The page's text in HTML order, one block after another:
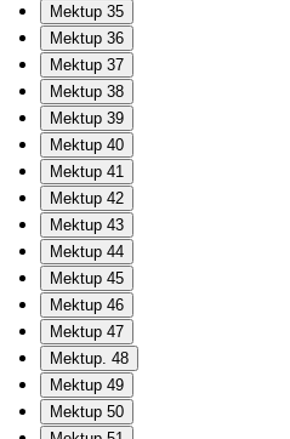
Mektup 35
Mektup 36
Mektup 37
Mektup 38
Mektup 39
Mektup 40
Mektup 41
Mektup 42
Mektup 43
Mektup 44
Mektup 45
Mektup 46
Mektup 47
Mektup. 48
Mektup 49
Mektup 50